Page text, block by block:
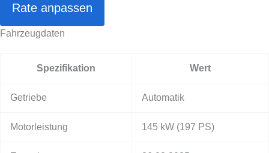
Rate anpassen
Fahrzeugdaten
Spezifikation Wert
Getriebe Automatik
Motorleistung 145 kW (197 PS)